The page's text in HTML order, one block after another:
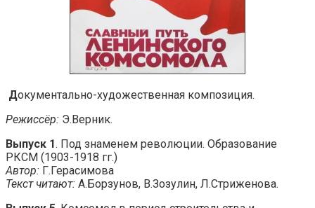
Документально-художественная композиция.
Режиссёр: Э.Верник.
Выпуск 1. Под знаменем революции. Образование
РКСМ (1903-1918 гг.)
Автор: Г.Герасимова
Текст читают: А.Борзунов, В.Зозулин, Л.Стриженова.